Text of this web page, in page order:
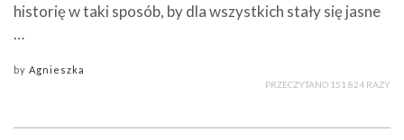
historię w taki sposób, by dla wszystkich stały się jasne
…
by Agnieszka
PRZECZYTANO 151 824 RAZY